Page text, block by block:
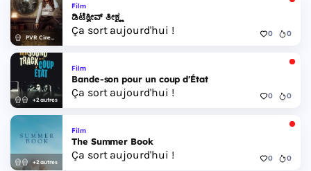
PVR Cinemas
Film
ಡಿಟೆಕ್ವೀವ್ ತೀಕ್ಷ್ಣ
Ça sort aujourd'hui ! 0 0
+2 autres
Film
Bande-son pour un coup d'État
Ça sort aujourd'hui ! 0 0
+2 autres
Film
The Summer Book
Ça sort aujourd'hui ! 0 0